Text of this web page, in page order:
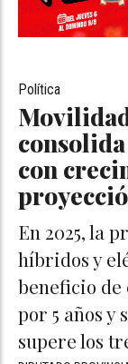
con
En 2025, la
híbridos y
beneficio de
por 5 años y
supere los
Política